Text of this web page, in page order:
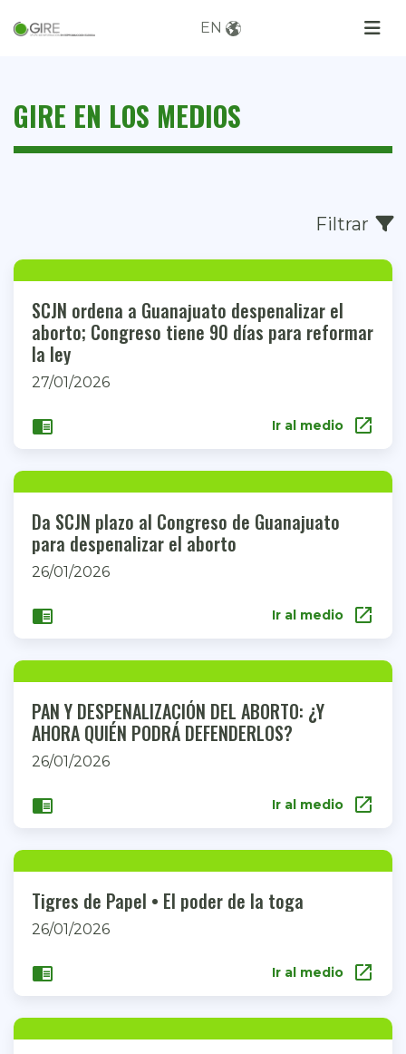
EN
GIRE EN LOS MEDIOS
Filtrar
SCJN ordena a Guanajuato despenalizar el
aborto; Congreso tiene 90 días para reformar
la ley
27/01/2026
chrome_reader_mode Ir al medio open_in_new
Da SCJN plazo al Congreso de Guanajuato
para despenalizar el aborto
26/01/2026
chrome_reader_mode Ir al medio open_in_new
PAN Y DESPENALIZACIÓN DEL ABORTO: ¿Y
AHORA QUIÉN PODRÁ DEFENDERLOS?
26/01/2026
chrome_reader_mode Ir al medio open_in_new
Tigres de Papel • El poder de la toga
26/01/2026
chrome_reader_mode Ir al medio open_in_new